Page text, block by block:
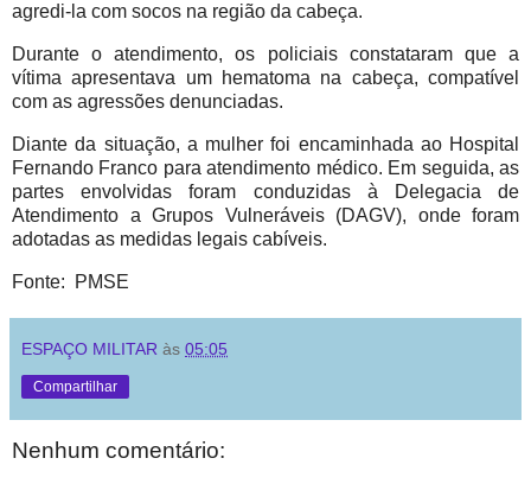
agredi-la com socos na região da cabeça.
Durante o atendimento, os policiais constataram que a
vítima apresentava um hematoma na cabeça, compatível
com as agressões denunciadas.
Diante da situação, a mulher foi encaminhada ao Hospital
Fernando Franco para atendimento médico. Em seguida, as
partes envolvidas foram conduzidas à Delegacia de
Atendimento a Grupos Vulneráveis (DAGV), onde foram
adotadas as medidas legais cabíveis.
Fonte: PMSE
ESPAÇO MILITAR às 05:05
Compartilhar
Nenhum comentário: